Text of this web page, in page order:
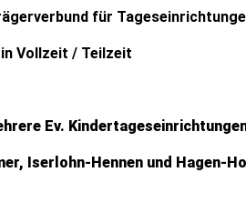
für
Vollzeit / Teilzeit
Ev.
Iserlohn-Hennen und Hagen-